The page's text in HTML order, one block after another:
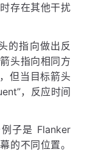
存在其他干扰
的指向做出反
头指向相同方
但当目标箭头
，反应时间
子是 Flanker
的不同位置。